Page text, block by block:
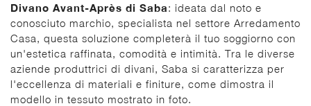
Divano Avant-Après di Saba: ideata dal noto e
conosciuto marchio, specialista nel settore Arredamento
Casa, questa soluzione completerà il tuo soggiorno con
un'estetica raffinata, comodità e intimità. Tra le diverse
aziende produttrici di divani, Saba si caratterizza per
l'eccellenza di materiali e finiture, come dimostra il
modello in tessuto mostrato in foto.